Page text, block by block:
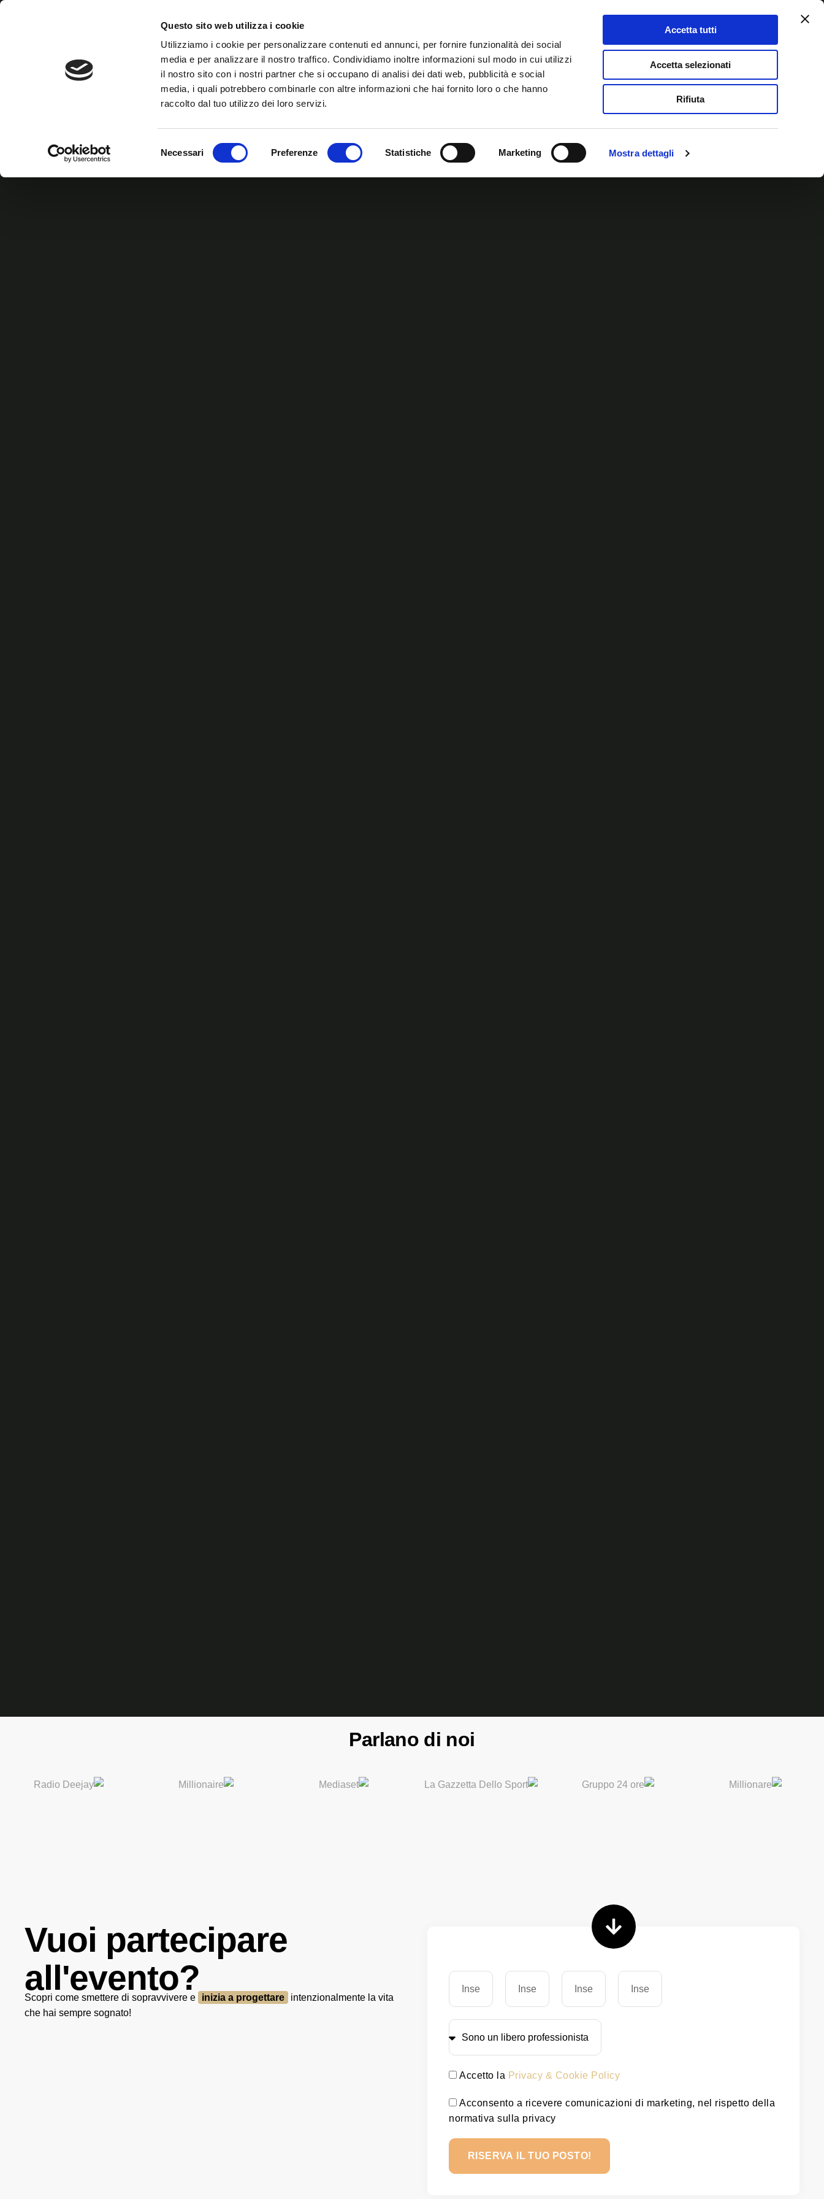
Questo sito web utilizza i cookie
Utilizziamo i cookie per personalizzare contenuti ed annunci, per fornire funzionalità dei social
media e per analizzare il nostro traffico. Condividiamo inoltre informazioni sul modo in cui utilizzi
il nostro sito con i nostri partner che si occupano di analisi dei dati web, pubblicità e social
media, i quali potrebbero combinarle con altre informazioni che hai fornito loro o che hanno
raccolto dal tuo utilizzo dei loro servizi.
del
Necessari Preferenze Statistiche Marketing Mostra dettagli
Accetta tutti
Accetta selezionati
Rifiuta
Parlano di noi
Vuoi partecipare
all'evento?
Scopri come smettere di sopravvivere e inizia a progettare
intenzionalmente la vita
che hai sempre sognato!
Accetto la Privacy & Cookie Policy
Acconsento a ricevere comunicazioni di marketing, nel rispetto della
normativa sulla privacy
RISERVA IL TUO POSTO!